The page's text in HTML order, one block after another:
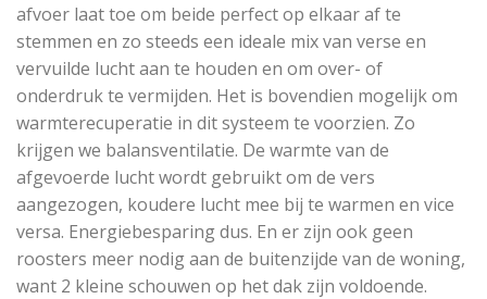
afvoer laat toe om beide perfect op elkaar af te
stemmen en zo steeds een ideale mix van verse en
vervuilde lucht aan te houden en om over- of
onderdruk te vermijden. Het is bovendien mogelijk om
warmterecuperatie in dit systeem te voorzien. Zo
krijgen we balansventilatie. De warmte van de
afgevoerde lucht wordt gebruikt om de vers
aangezogen, koudere lucht mee bij te warmen en vice
versa. Energiebesparing dus. En er zijn ook geen
roosters meer nodig aan de buitenzijde van de woning,
want 2 kleine schouwen op het dak zijn voldoende.